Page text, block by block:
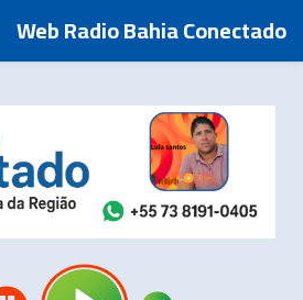
Web Radio Bahia Conectado